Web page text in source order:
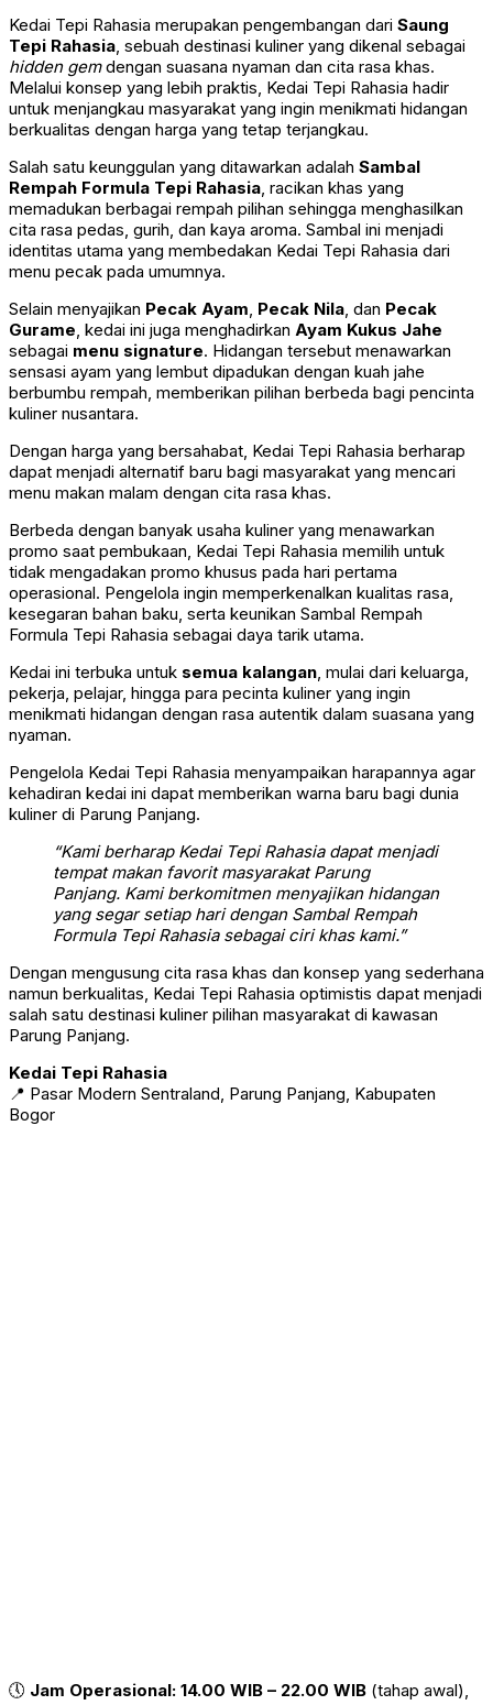
Kedai Tepi Rahasia merupakan pengembangan dari Saung
Tepi Rahasia, sebuah destinasi kuliner yang dikenal sebagai
hidden gemdengan suasana nyaman dan cita rasa khas.
Melalui konsep yang lebih praktis, Kedai Tepi Rahasia hadir
untuk menjangkau masyarakat yang ingin menikmati hidangan
berkualitas dengan harga yang tetap terjangkau.
Salah satu keunggulan yang ditawarkan adalah Sambal
Rempah Formula Tepi Rahasia, racikan khas yang
memadukan berbagai rempah pilihan sehingga menghasilkan
cita rasa pedas, gurih, dan kaya aroma. Sambal ini menjadi
identitas utama yang membedakan Kedai Tepi Rahasia dari
menu pecak pada umumnya.
Selain menyajikan Pecak Ayam, Pecak Nila, dan Pecak
Gurame, kedai ini juga menghadirkan Ayam Kukus Jahe
sebagai menu signature. Hidangan tersebut menawarkan
sensasi ayam yang lembut dipadukan dengan kuah jahe
berbumbu rempah, memberikan pilihan berbeda bagi pencinta
kuliner nusantara.
Dengan harga yang bersahabat, Kedai Tepi Rahasia berharap
dapat menjadi alternatif baru bagi masyarakat yang mencari
menu makan malam dengan cita rasa khas.
Berbeda dengan banyak usaha kuliner yang menawarkan
promo saat pembukaan, Kedai Tepi Rahasia memilih untuk
tidak mengadakan promo khusus pada hari pertama
operasional. Pengelola ingin memperkenalkan kualitas rasa,
kesegaran bahan baku, serta keunikan Sambal Rempah
Formula Tepi Rahasia sebagai daya tarik utama.
Kedai ini terbuka untuk semua kalangan, mulai dari keluarga,
pekerja, pelajar, hingga para pecinta kuliner yang ingin
menikmati hidangan dengan rasa autentik dalam suasana yang
nyaman.
Pengelola Kedai Tepi Rahasia menyampaikan harapannya agar
kehadiran kedai ini dapat memberikan warna baru bagi dunia
kuliner di Parung Panjang.
“Kami berharap Kedai Tepi Rahasia dapat menjadi
tempat makan favorit masyarakat Parung
Panjang. Kami berkomitmen menyajikan hidangan
yang segar setiap hari dengan Sambal Rempah
Formula Tepi Rahasia sebagai ciri khas kami.”
Dengan mengusung cita rasa khas dan konsep yang sederhana
namun berkualitas, Kedai Tepi Rahasia optimistis dapat menjadi
salah satu destinasi kuliner pilihan masyarakat di kawasan
Parung Panjang.
Kedai Tepi Rahasia
📍 Pasar Modern Sentraland, Parung Panjang, Kabupaten
Bogor
🕔 Jam Operasional: 14.00 WIB – 22.00 WIB (tahap awal),